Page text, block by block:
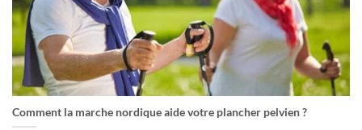
Comment la marche nordique aide votre plancher pelvien ?